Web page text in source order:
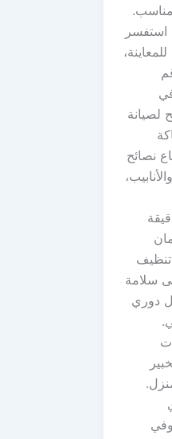
مناسب.
استفسر
لصيانة
نصائح
تنظيف
سلامة
دوري